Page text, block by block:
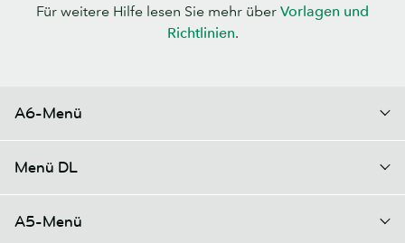
Für weitere Hilfe lesen Sie mehr über Vorlagen und
Richtlinien.
A6-Menü
Menü DL
A5-Menü